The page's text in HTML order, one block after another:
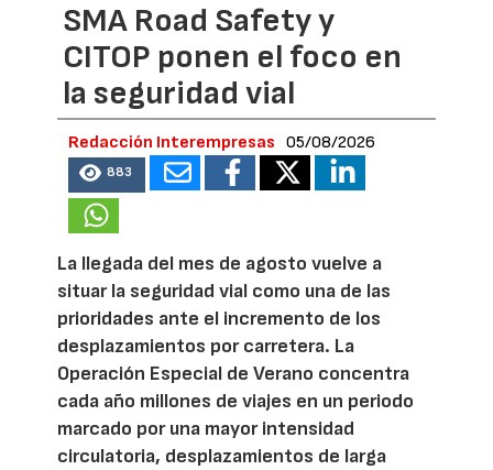
SMA Road Safety y
CITOP ponen el foco en
la seguridad vial
Redacción Interempresas 05/08/2026
883
La llegada del mes de agosto vuelve a
situar la seguridad vial como una de las
prioridades ante el incremento de los
desplazamientos por carretera. La
Operación Especial de Verano concentra
cada año millones de viajes en un periodo
marcado por una mayor intensidad
circulatoria, desplazamientos de larga